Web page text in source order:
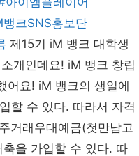
크SNS홍보단
제15기 iM 뱅크 대학생
개인데요! iM 뱅크 창립
어요! iM 뱅크의 생일에
할 수 있다. 따라서 자격
거래우대예금(첫만남고
을 가입할 수 있다. 따